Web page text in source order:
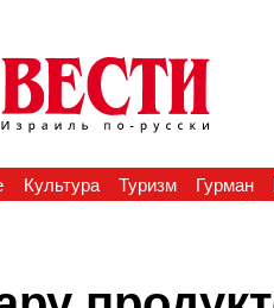
Культура Туризм Гурман